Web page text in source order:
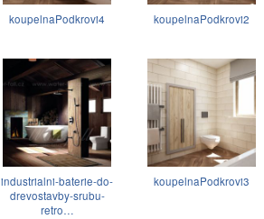
koupelnaPodkrovi4 koupelnaPodkrovi2
industrialni-baterie-do-
drevostavby-srubu-
retro…
koupelnaPodkrovi3